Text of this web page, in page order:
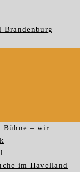
Brandenburg
Bühne – wir
im Havelland